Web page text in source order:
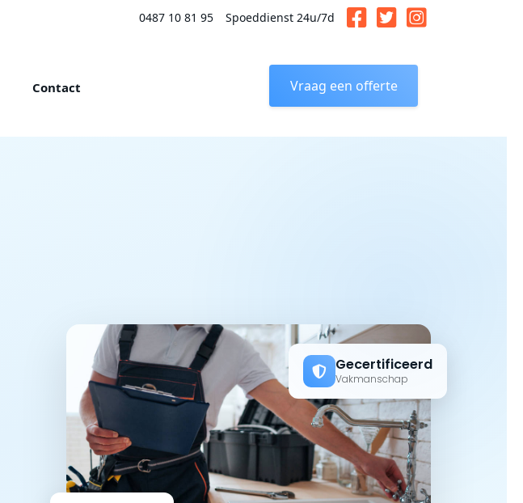
0487 10 81 95 Spoeddienst 24u/7d
Contact Vraag een offerte
Gecertificeerd
Vakmanschap